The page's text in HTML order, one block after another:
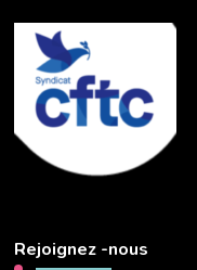
Rejoignez -nous